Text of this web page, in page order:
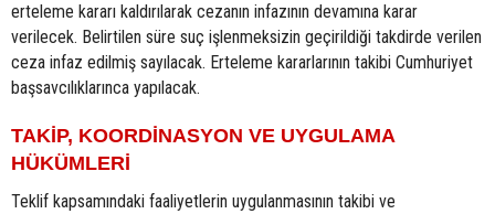
erteleme kararı kaldırılarak cezanın infazının devamına karar
verilecek. Belirtilen süre suç işlenmeksizin geçirildiği takdirde verilen
ceza infaz edilmiş sayılacak. Erteleme kararlarının takibi Cumhuriyet
başsavcılıklarınca yapılacak.
TAKİP, KOORDİNASYON VE UYGULAMA
HÜKÜMLERİ
Teklif kapsamındaki faaliyetlerin uygulanmasının takibi ve